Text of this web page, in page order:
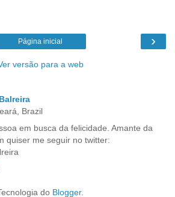
›
Página inicial
versão para a web
Brazil
em busca da felicidade. Amante da
quiser me seguir no twitter:
do Blogger.